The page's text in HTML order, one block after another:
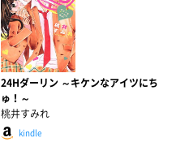
24Hダーリン ～キケンなアイツにち
ゅ！～
桃井すみれ
kindle